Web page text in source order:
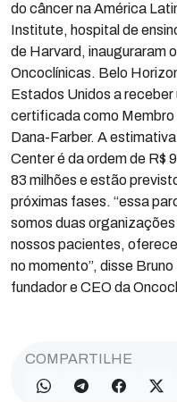
do câncer na América
Institute, hospital de
de Harvard, inauguraram
Oncoclínicas. Belo
Estados Unidos a
certificada como Membro
Dana-Farber. A
Center é da ordem de R$
83 milhões e estão
próximas fases. “essa
somos duas
nossos pacientes,
no momento”, disse
fundador e CEO da
COMPARTILHE